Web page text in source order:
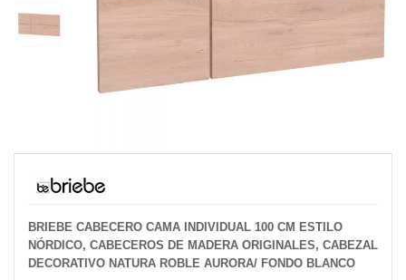
BRIEBE CABECERO CAMA INDIVIDUAL 100 CM ESTILO
NÓRDICO, CABECEROS DE MADERA ORIGINALES, CABEZAL
DECORATIVO NATURA ROBLE AURORA/ FONDO BLANCO